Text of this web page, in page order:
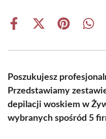
Share
Share
(Twitter)
Share
Poszukujesz
Przedstawiamy
depilacji woskiem w
wybranych spośród 5